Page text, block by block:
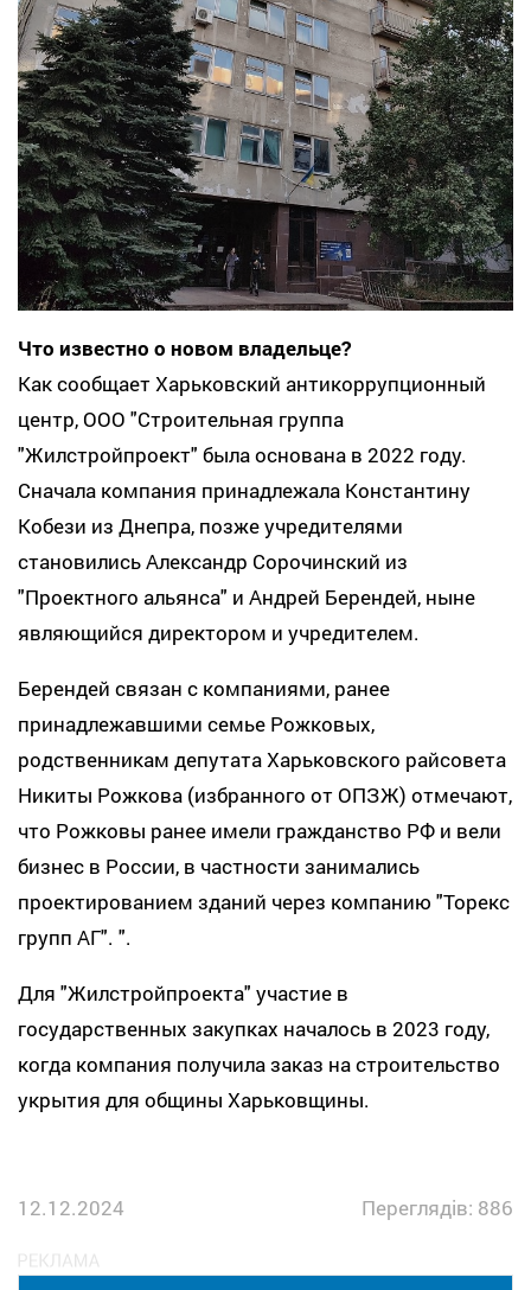
Что известно о новом владельце?
Как сообщает Харьковский антикоррупционный
центр, ООО "Строительная группа
"Жилстройпроект" была основана в 2022 году.
Сначала компания принадлежала Константину
Кобези из Днепра, позже учредителями
становились Александр Сорочинский из
"Проектного альянса" и Андрей Берендей, ныне
являющийся директором и учредителем.
Берендей связан с компаниями, ранее
принадлежавшими семье Рожковых,
родственникам депутата Харьковского райсовета
Никиты Рожкова (избранного от ОПЗЖ) отмечают,
что Рожковы ранее имели гражданство РФ и вели
бизнес в России, в частности занимались
проектированием зданий через компанию "Торекс
групп АГ". ".
Для "Жилстройпроекта" участие в
государственных закупках началось в 2023 году,
когда компания получила заказ на строительство
укрытия для общины Харьковщины.
12.12.2024 Переглядів: 886